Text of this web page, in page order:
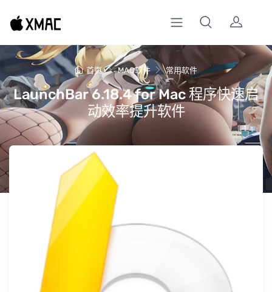
首页 MAC软件 常用软件
LaunchBar 6.18.4 for Mac 程序快速启
动效率提升软件